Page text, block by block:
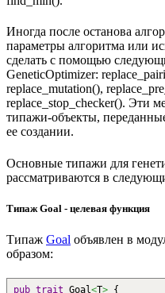
Иногда после останова
параметры алгоритма или
сделать с помощью
GeneticOptimizer:
replace_mutation(),
replace_stop_checker(). Эти
типажи-объекты,
ее создании.
Основные типажи для
рассматриваются в
Типаж Goal - целевая функция
Типаж Goal объявлен в
образом:
pub trait Goal<T> {